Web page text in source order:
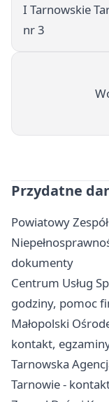
I Tarnowskie
nr 3
Przydatne
Powiatowy
dokumenty
Centrum Usług
godziny, pomoc
Małopolski
kontakt,
Tarnowska
Tarnowie -